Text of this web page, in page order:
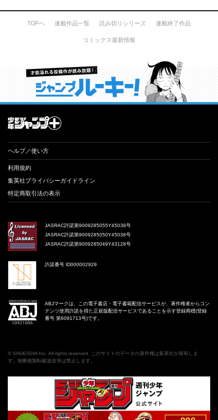
TOPへ 連載作品一覧 読み切りシリーズ 連載終了作品
コミックス最新情報
才能溢れる投稿作が読み放題！ ジャンプルーキー！
ヘルプ／使い方
利用規約
集英社プライバシーガイドライン
特定商取引法の表示
JASRAC許諾第9009285055Y45038号
JASRAC許諾第9009285050Y45038号
JASRAC許諾第9009285049Y43128号
許諾番号 ID000002929
ABJマークは、この電子書店・電子書籍配信サービスが、著作権者からコン
テンツ使用許諾を得た正規版配信サービスであることを示す登録商標(登録
番号 第6091713号)です。
© SHUEISHA Inc . All rights reserved. このサイトのデータの著作権は集英社が保有しま
す。無断複製転載放送等は禁止します。